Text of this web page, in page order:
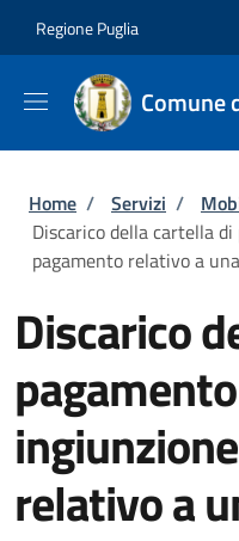
Regione Puglia
Comune
Briciole di
Home / Servizi /
Discarico della cartella
pagamento relativo a
Discarico
relativo a